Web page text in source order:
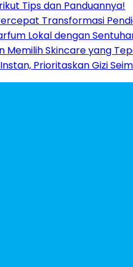
Tips dan Panduannya!
Transformasi
Lokal dengan
Memilih Skincare yang
Prioritaskan Gizi